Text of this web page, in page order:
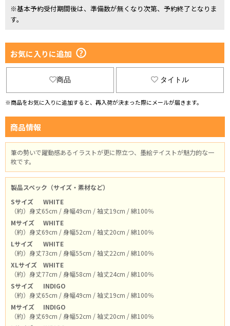
※基本予約受付期間後は、準備数が無くなり次第、予約終了となりま
す。
お気に入りに追加
商品 タイトル
※商品をお気に入りに追加すると、再入荷が決まった際にメールが届きます。
商品情報
筆の勢いで躍動感あるイラストが更に際立つ、墨絵テイストが魅力的な一
枚です。
製品スペック（サイズ・素材など）
Sサイズ
WHITE
（約）身丈65cm / 身幅49cm / 袖丈19cm / 綿100％
Mサイズ
WHITE
（約）身丈69cm / 身幅52cm / 袖丈20cm / 綿100％
Lサイズ
WHITE
（約）身丈73cm / 身幅55cm / 袖丈22cm / 綿100％
XLサイズ
WHITE
（約）身丈77cm / 身幅58cm / 袖丈24cm / 綿100％
Sサイズ
INDIGO
（約）身丈65cm / 身幅49cm / 袖丈19cm / 綿100％
Mサイズ
INDIGO
（約）身丈69cm / 身幅52cm / 袖丈20cm / 綿100％